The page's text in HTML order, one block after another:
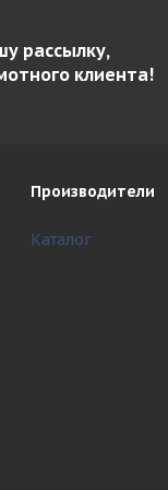
рассылку,
клиента!
Производители
Каталог